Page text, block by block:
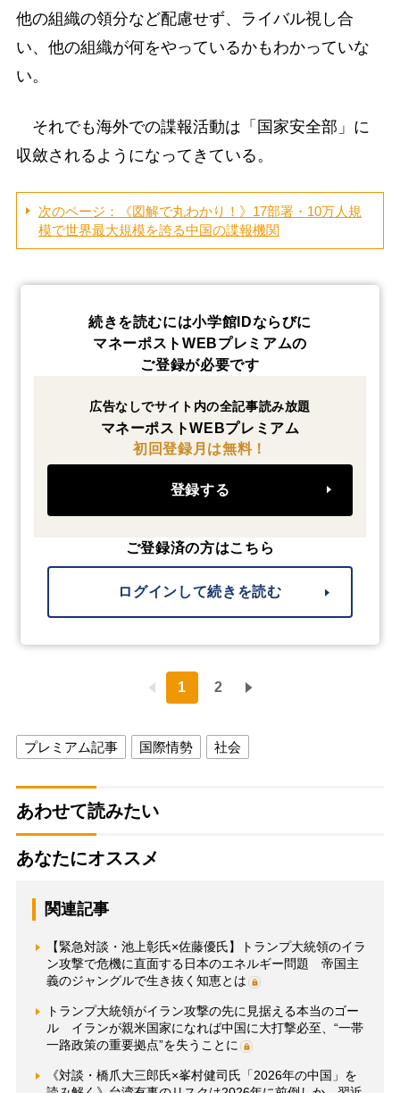
他の組織の領分など配慮せず、ライバル視し合
い、他の組織が何をやっているかもわかっていな
い。
それでも海外での諜報活動は「国家安全部」に
収斂されるようになってきている。
次のページ：《図解で丸わかり！》17部署・10万人規
模で世界最大規模を誇る中国の諜報機関
続きを読むには小学館IDならびに
マネーポストWEBプレミアムの
ご登録が必要です
広告なしでサイト内の全記事読み放題
マネーポストWEBプレミアム
初回登録月は無料！
登録する
ご登録済の方はこちら
ログインして続きを読む
1 2
プレミアム記事 国際情勢 社会
あわせて読みたい
あなたにオススメ
関連記事
【緊急対談・池上彰氏×佐藤優氏】トランプ大統領のイラ
ン攻撃で危機に直面する日本のエネルギー問題 帝国主
義のジャングルで生き抜く知恵とは
トランプ大統領がイラン攻撃の先に見据える本当のゴー
ル イランが親米国家になれば中国に大打撃必至、“一帯
一路政策の重要拠点”を失うことに
《対談・橋爪大三郎氏×峯村健司氏「2026年の中国」を